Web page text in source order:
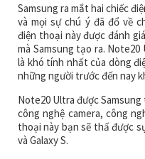
Samsung ra mắt hai chiếc
và mọi sự chú ý đã đổ về
điện thoại này được đánh
mà Samsung tạo ra.
là khó tính nhất của dòng
những người trước đến nay
Note20 Ultra được
công nghệ camera, công
thoại này bạn sẽ thấ được
và Galaxy S.